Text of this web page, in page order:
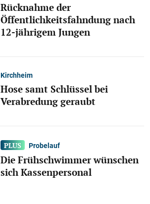
Rücknahme der
Öffentlichkeitsfahndung nach
12-jährigem Jungen
Kirchheim
Hose samt Schlüssel bei
Verabredung geraubt
Probelauf
Die Frühschwimmer wünschen
sich Kassenpersonal